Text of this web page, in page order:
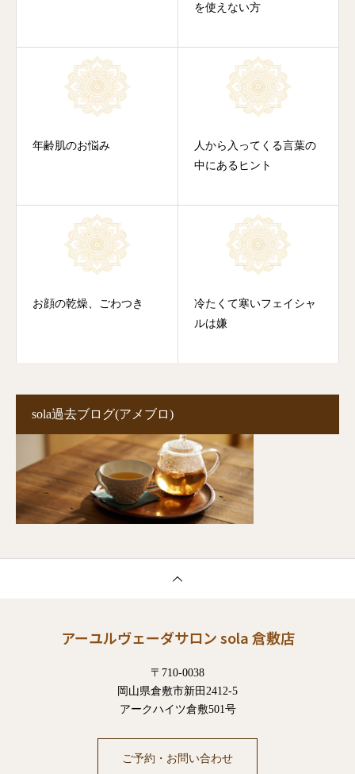
を使えない方
年齢肌のお悩み
人から入ってくる言葉の
中にあるヒント
お顔の乾燥、ごわつき
冷たくて寒いフェイシャ
ルは嫌
sola過去ブログ(アメブロ)
アーユルヴェーダサロン sola 倉敷店
〒710-0038
岡山県倉敷市新田2412-5
アークハイツ倉敷501号
ご予約・お問い合わせ